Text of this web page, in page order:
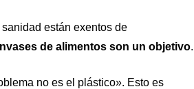
están exentos de
de alimentos son un objetivo.
no es el plástico». Esto es